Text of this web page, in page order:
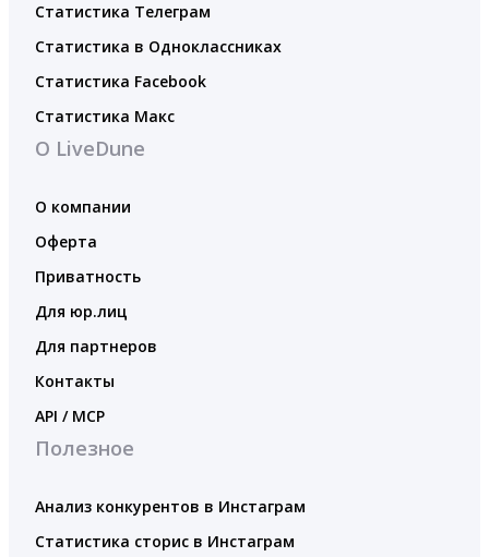
Статистика Телеграм
Статистика в Одноклассниках
Статистика Facebook
Статистика Макс
О LiveDune
О компании
Оферта
Приватность
Для юр.лиц
Для партнеров
Контакты
API / MCP
Полезное
Анализ конкурентов в Инстаграм
Статистика сторис в Инстаграм